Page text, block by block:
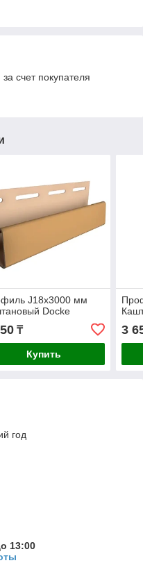
счет покупателя
J18х3000 мм
Docke
₸
Купить
3
год
13:00